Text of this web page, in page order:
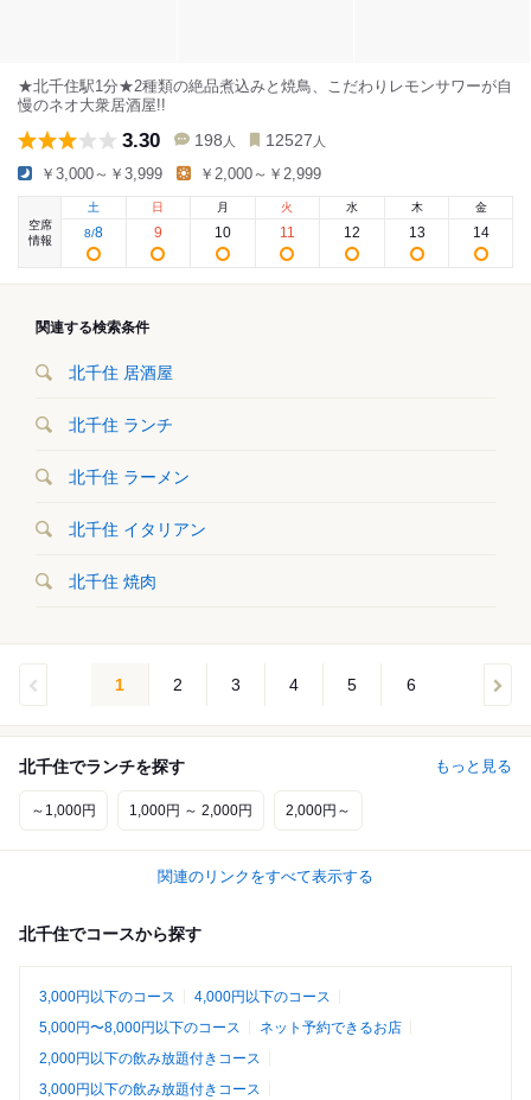
★北千住駅1分★2種類の絶品煮込みと焼鳥、こだわりレモンサワーが自
慢のネオ大衆居酒屋!!
3.30 198 人 12527 人
￥3,000～￥3,999 ￥2,000～￥2,999
空席
情報
土
8/8
日
9
月
10
火
11
水
12
木
13
金
14
関連する検索条件
北千住 居酒屋
北千住 ランチ
北千住 ラーメン
北千住 イタリアン
北千住 焼肉
1 2 3 4 5 6
北千住でランチを探す もっと見る
～1,000円 1,000円 ～ 2,000円 2,000円～
関連のリンクをすべて表示する
北千住でコースから探す
3,000円以下のコース
4,000円以下のコース
5,000円〜8,000円以下のコース
ネット予約できるお店
2,000円以下の飲み放題付きコース
3,000円以下の飲み放題付きコース